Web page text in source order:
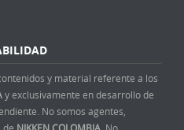
y material referente a los
y exclusivamente en desarrollo de
No somos agentes,